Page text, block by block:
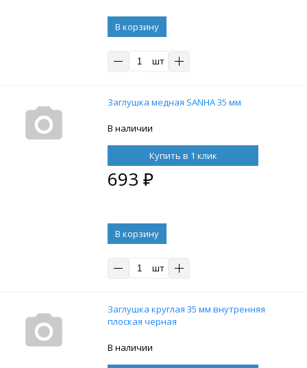
В корзину
шт
Заглушка медная SANHA 35 мм
В наличии
Купить в 1 клик
693 ₽
В корзину
шт
Заглушка круглая 35 мм внутренняя
плоская черная
В наличии